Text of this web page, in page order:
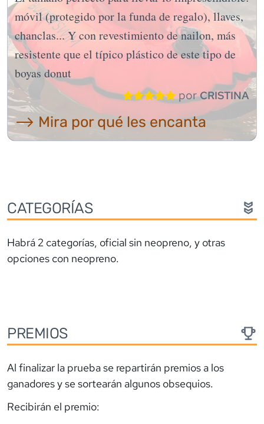
móvil (protegido por la funda de regalo), llaves,
chanclas... Y con revestimiento de nailon, más
resistente que el típico plástico de este tipo de
boyas donut
porCRISTINA
⟶ Mira por qué les encanta
CATEGORÍAS
Habrá 2 categorías, oficial sin neopreno, y otras
opciones con neopreno.
PREMIOS
Al finalizar la prueba se repartirán premios a los
ganadores y se sortearán algunos obsequios.
Recibirán el premio: